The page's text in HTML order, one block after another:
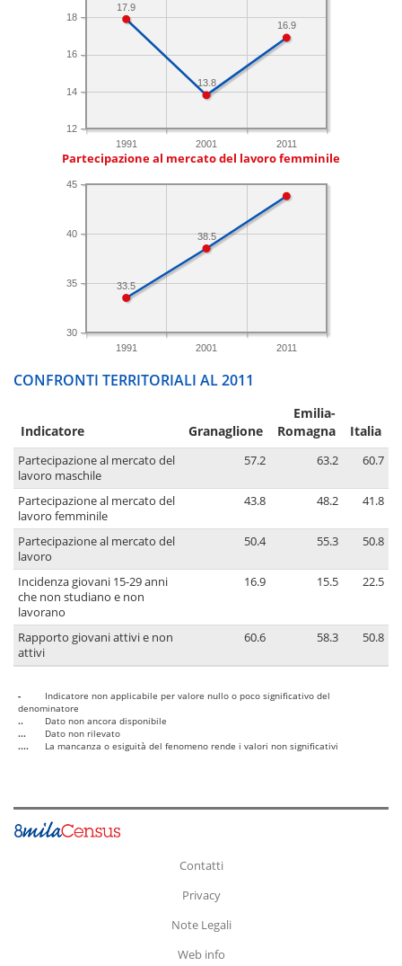
1991 2001 2011
12
14
16
18
16.9
13.8
17.9
Partecipazione al mercato del lavoro femminile
1991 2001 2011
30
35
40
45
38.5
33.5
CONFRONTI TERRITORIALI AL 2011
Indicatore Granaglione
Emilia-
Romagna
Italia
Partecipazione al mercato del
lavoro maschile
57.2 63.2 60.7
Partecipazione al mercato del
lavoro femminile
43.8 48.2 41.8
Partecipazione al mercato del
lavoro
50.4 55.3 50.8
Incidenza giovani 15-29 anni
che non studiano e non
lavorano
16.9 15.5 22.5
Rapporto giovani attivi e non
attivi
60.6 58.3 50.8
-
Indicatore non applicabile per valore nullo o poco significativo del
denominatore
..
Dato non ancora disponibile
...
Dato non rilevato
....
La mancanza o esiguità del fenomeno rende i valori non significativi
Contatti
Privacy
Note Legali
Web info